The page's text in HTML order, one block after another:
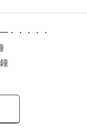
・・・・
・・・・